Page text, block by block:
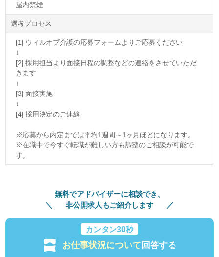
屋内禁煙
選考プロセス
[1] ウィルオブ介護の応募フォームよりご応募ください
↓
[2] 採用担当より面接日程の調整などの連絡をさせていただ
きます
↓
[3] 面接実施
↓
[4] 採用決定のご連絡
※応募から内定までは平均1週間～1ヶ月ほどになります。
※在職中で今すぐ転職が難しい方も調整のご相談が可能で
す。
無料でアドバイザーに相談でき、
非公開求人もご紹介します
カンタン30秒
お仕事状況について回答する